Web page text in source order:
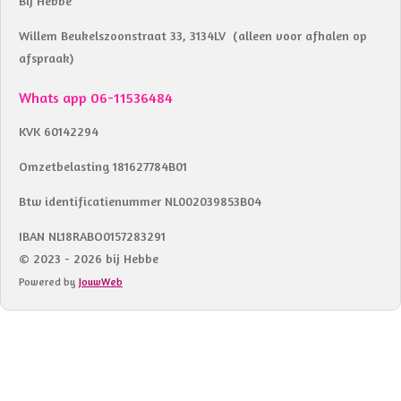
Willem Beukelszoonstraat 33, 3134LV (alleen voor afhalen op
afspraak)
Whats app 06-11536484
KVK 60142294
Omzetbelasting 181627784B01
Btw identificatienummer NL002039853B04
IBAN NL18RABO0157283291
© 2023 - 2026 bij Hebbe
Powered by JouwWeb